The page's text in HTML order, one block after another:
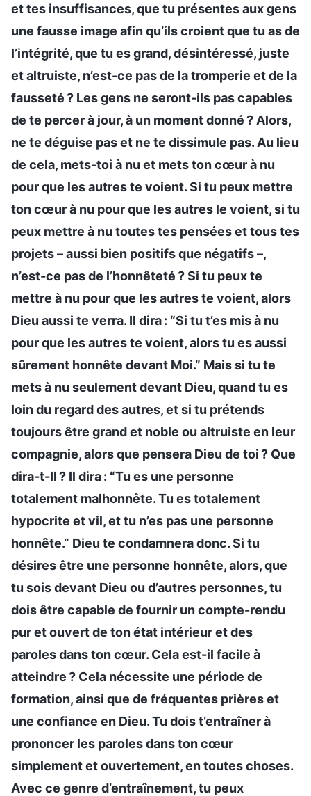
et tes insuffisances, que tu présentes aux gens
une fausse image afin qu’ils croient que tu as de
l’intégrité, que tu es grand, désintéressé, juste
et altruiste, n’est-ce pas de la tromperie et de la
fausseté ? Les gens ne seront-ils pas capables
de te percer à jour, à un moment donné ? Alors,
ne te déguise pas et ne te dissimule pas. Au lieu
de cela, mets-toi à nu et mets ton cœur à nu
pour que les autres te voient. Si tu peux mettre
ton cœur à nu pour que les autres le voient, si tu
peux mettre à nu toutes tes pensées et tous tes
projets – aussi bien positifs que négatifs –,
n’est-ce pas de l’honnêteté ? Si tu peux te
mettre à nu pour que les autres te voient, alors
Dieu aussi te verra. Il dira : “Si tu t’es mis à nu
pour que les autres te voient, alors tu es aussi
sûrement honnête devant Moi.” Mais si tu te
mets à nu seulement devant Dieu, quand tu es
loin du regard des autres, et si tu prétends
toujours être grand et noble ou altruiste en leur
compagnie, alors que pensera Dieu de toi ? Que
dira-t-Il ? Il dira : “Tu es une personne
totalement malhonnête. Tu es totalement
hypocrite et vil, et tu n’es pas une personne
honnête.” Dieu te condamnera donc. Si tu
désires être une personne honnête, alors, que
tu sois devant Dieu ou d’autres personnes, tu
dois être capable de fournir un compte-rendu
pur et ouvert de ton état intérieur et des
paroles dans ton cœur. Cela est-il facile à
atteindre ? Cela nécessite une période de
formation, ainsi que de fréquentes prières et
une confiance en Dieu. Tu dois t’entraîner à
prononcer les paroles dans ton cœur
simplement et ouvertement, en toutes choses.
Avec ce genre d’entraînement, tu peux